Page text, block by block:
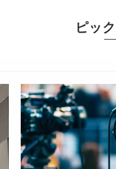
ピッ